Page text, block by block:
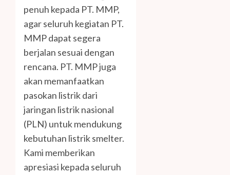
penuh kepada PT. MMP,
agar seluruh kegiatan PT.
MMP dapat segera
berjalan sesuai dengan
rencana. PT. MMP juga
akan memanfaatkan
pasokan listrik dari
jaringan listrik nasional
(PLN) untuk mendukung
kebutuhan listrik smelter.
Kami memberikan
apresiasi kepada seluruh